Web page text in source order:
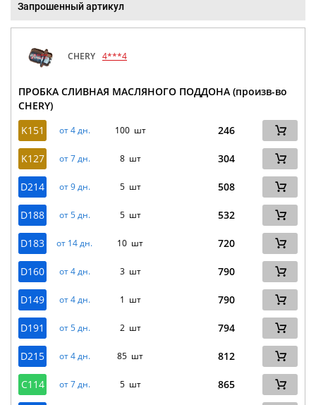
Запрошенный артикул
CHERY 4***4
ПРОБКА СЛИВНАЯ МАСЛЯНОГО ПОДДОНА (произв-во
CHERY)
K151
от 4 дн. 100 шт 246
K127 от 7 дн. 8 шт 304
D214 от 9 дн. 5 шт 508
D188 от 5 дн. 5 шт 532
D183 от 14 дн. 10 шт 720
D160 от 4 дн. 3 шт 790
D149 от 4 дн. 1 шт 790
D191 от 5 дн. 2 шт 794
D215 от 4 дн. 85 шт 812
C114 от 7 дн. 5 шт 865